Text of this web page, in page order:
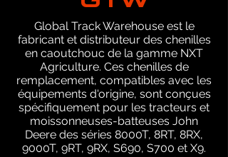
Global Track Warehouse est le
fabricant et distributeur des chenilles
en caoutchouc de la gamme NXT
Agriculture. Ces chenilles de
remplacement, compatibles avec les
équipements d'origine, sont conçues
spécifiquement pour les tracteurs et
moissonneuses-batteuses John
Deere des séries 8000T, 8RT, 8RX,
9000T, 9RT, 9RX, S690, S700 et X9.